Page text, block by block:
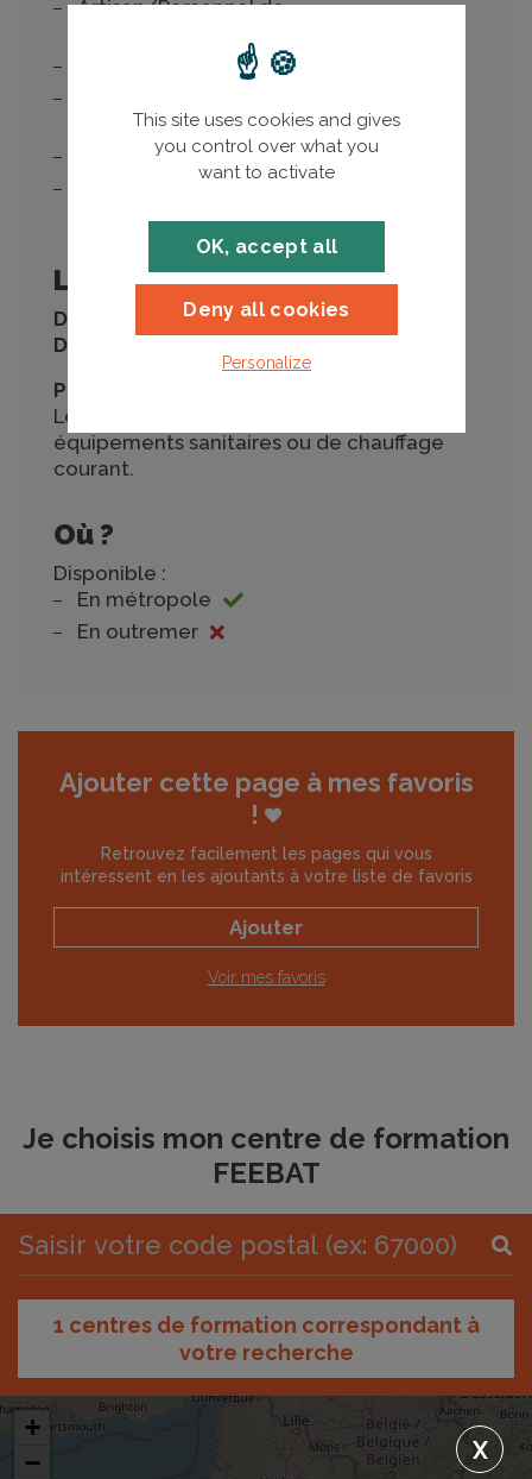
Artisan/Personnel de
d'encadrement de chantier
Conducteur de travaux
Les modalités
Durée :
3 jours
Durée en présentiel :
Pré-requis :
Le stagiaire maîtrise l’installation des
équipements sanitaires ou de chauffage
courant.
Où ?
Disponible :
En métropole
En outremer
Ajouter cette page à mes favoris
!
Retrouvez facilement les pages qui vous
intéressent en les ajoutants à votre liste de favoris
Ajouter
Voir mes favoris
Je choisis mon centre de formation
FEEBAT
1 centres de formation correspondant à
votre recherche
X
+
−
This site uses cookies and gives
you control over what you
want to activate
OK, accept all
Deny all cookies
Personalize